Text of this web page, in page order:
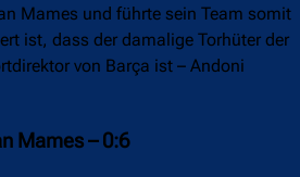
Mames und führte sein Team somit
ist, dass der damalige Torhüter der
von Barça ist – Andoni
Mames – 0:6